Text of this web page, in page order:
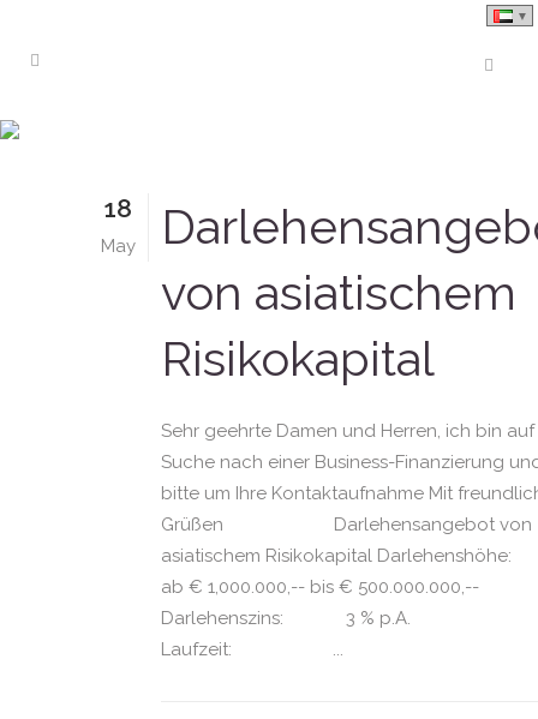
18
May
von asiatischem
Risikokapital
Sehr geehrte Damen und Herren, ich bin
Suche nach einer Business-Finanzierung
bitte um Ihre Kontaktaufnahme Mit
Grüßen Darlehensangebot von
asiatischem Risikokapital
ab € 1,000.000,-- bis € 500.000.000,--
Darlehenszins: 3 % p.A.
Laufzeit: ...